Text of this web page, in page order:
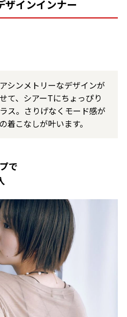
インインナー
シンメトリーなデザインが
て、シアーTにちょっぴり
ス。さりげなくモード感が
着こなしが叶います。
で